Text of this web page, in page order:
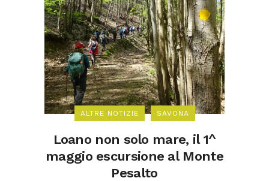
ALTRE NOTIZIE SAVONA
Loano non solo mare, il 1^
maggio escursione al Monte
Pesalto